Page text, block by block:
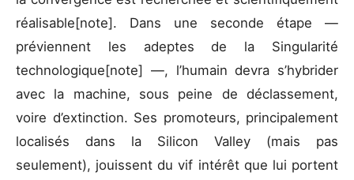
réalisable[note]. Dans une seconde étape —
préviennent les adeptes de la Singularité
technologique[note] —, l’humain devra s’hybrider
avec la machine, sous peine de déclassement,
voire d’extinction. Ses promoteurs, principalement
localisés dans la Silicon Valley (mais pas
seulement), jouissent du vif intérêt que lui portent